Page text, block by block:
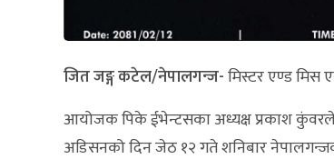
जित जङ्ग कटेल/नेपालगन्ज-मिस्टर एण्ड मिस
आयोजक पिके ईभेन्टसका अध्यक्ष प्रकाश
अडिसनको दिन जेठ १२ गते शनिबार